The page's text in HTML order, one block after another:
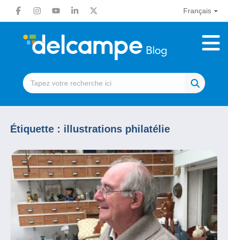
Français
Étiquette : illustrations philatélie